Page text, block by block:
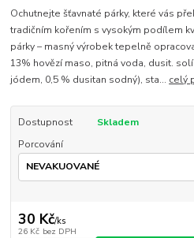
Ochutnejte šťavnaté párky, které vás
tradičním kořením s vysokým podílem
párky – masný výrobek tepelně
13% hovězí maso, pitná voda, dusit.
jódem, 0,5 % dusitan sodný), sta... celý
Dostupnost
Skladem
Porcování
30 Kč/ks
26 Kč bez DPH